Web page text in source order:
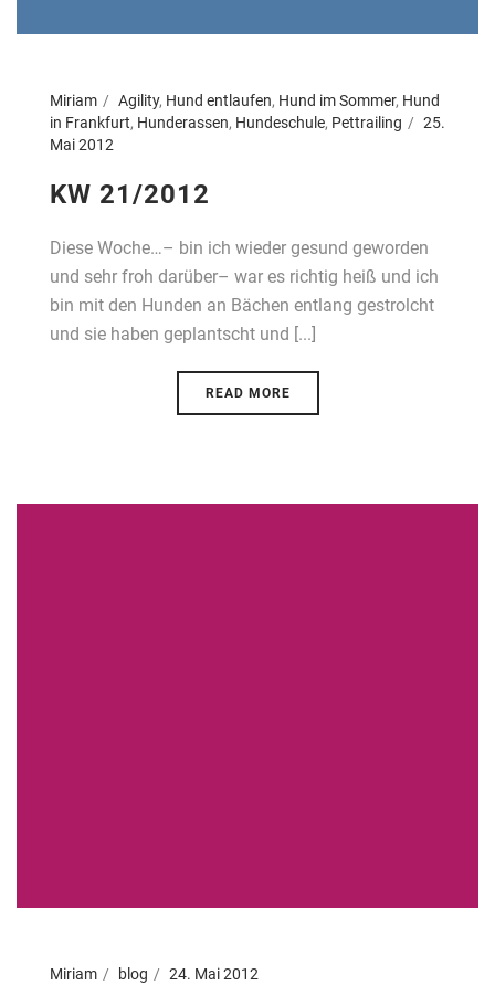
Miriam Agility, Hund entlaufen, Hund im Sommer, Hund
in Frankfurt, Hunderassen, Hundeschule, Pettrailing
25.
Mai 2012
KW 21/2012
Diese Woche…– bin ich wieder gesund geworden
und sehr froh darüber– war es richtig heiß und ich
bin mit den Hunden an Bächen entlang gestrolcht
und sie haben geplantscht und [...]
READ MORE
Miriam blog 24. Mai 2012